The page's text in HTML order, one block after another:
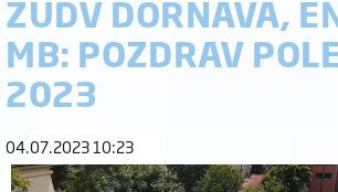
ZUDV DORNAVA,
MB: POZDRAV
2023
04.07.2023 10:23